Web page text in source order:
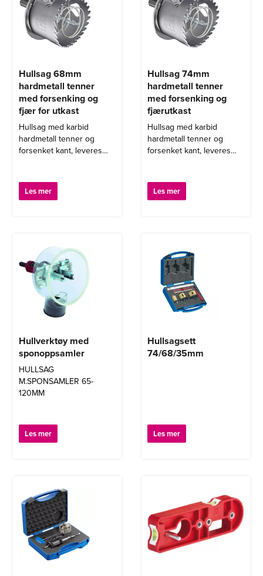
Hullsag 68mm
hardmetall tenner
med forsenking og
fjær for utkast
Hullsag med karbid
hardmetall tenner og
forsenket kant, leveres
Les mer
Hullsag 74mm
hardmetall tenner
med forsenking og
fjærutkast
Hullsag med karbid
hardmetall tenner og
forsenket kant, leveres
Les mer
Hullverktøy med
sponoppsamler
HULLSAG
M.SPONSAMLER 65-
120MM
Les mer
Hullsagsett
74/68/35mm
Les mer